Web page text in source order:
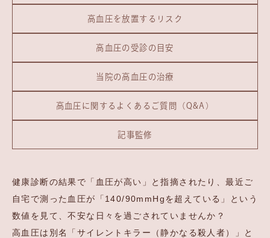
高血圧を放置するリスク
高血圧の受診の目安
当院の高血圧の治療
高血圧に関するよくあるご質問（Q&A）
記事監修
健康診断の結果で「血圧が高い」と指摘されたり、最近ご
自宅で測った血圧が「140/90mmHgを超えている」という
数値を見て、不安な日々を過ごされていませんか？
高血圧は別名「サイレントキラー（静かなる殺人者）」と